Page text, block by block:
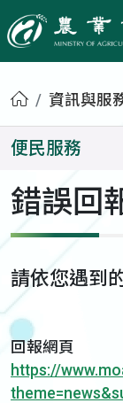
農
首頁資訊與服
便民服務
錯誤回
請依您遇到
回報網頁
https://